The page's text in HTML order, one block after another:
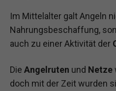
Im Mittelalter galt Angeln
Nahrungsbeschaffung,
auch zu einer Aktivität der
Die Angelruten und Netze
doch mit der Zeit wurden